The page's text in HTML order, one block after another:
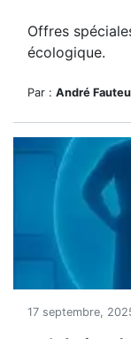
Offres
écologique.
Par : André
17 septembre,